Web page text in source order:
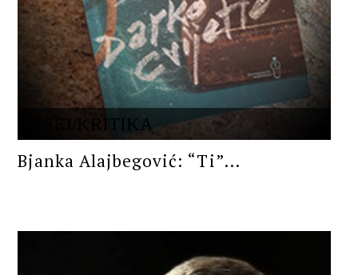
ESEJ/KRITIKA
Bjanka Alajbegović: “Ti”...